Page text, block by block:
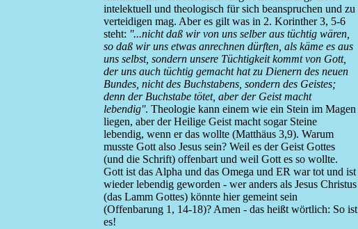
intelektuell und theologisch für sich beanspruchen und zu
verteidigen mag. Aber es gilt was in 2. Korinther 3, 5-6
steht: ''...nicht daß wir von uns selber aus tüchtig wären,
so daß wir uns etwas anrechnen dürften, als käme es aus
uns selbst, sondern unsere Tüchtigkeit kommt von Gott,
der uns auch tüchtig gemacht hat zu Dienern des neuen
Bundes, nicht des Buchstabens, sondern des Geistes;
denn der Buchstabe tötet, aber der Geist macht
lebendig''. Theologie kann einem wie ein Stein im Magen
liegen, aber der Heilige Geist macht sogar Steine
lebendig, wenn er das wollte (Matthäus 3,9). Warum
musste Gott also Jesus sein? Weil es der Geist Gottes
(und die Schrift) offenbart und weil Gott es so wollte.
Gott ist das Alpha und das Omega und ER war tot und ist
wieder lebendig geworden - wer anders als Jesus Christus
(das Lamm Gottes) könnte hier gemeint sein
(Offenbarung 1, 14-18)? Amen - das heißt wörtlich: So ist
es!